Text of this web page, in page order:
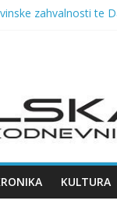
zahvalnosti te
KULTURA